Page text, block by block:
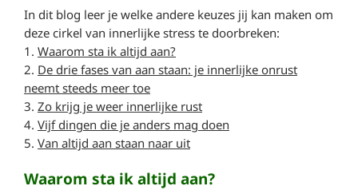
In dit blog leer je welke andere keuzes jij kan maken om
deze cirkel van innerlijke stress te doorbreken:
1. Waarom sta ik altijd aan?
2. De drie fases van aan staan: je innerlijke onrust
neemt steeds meer toe
3. Zo krijg je weer innerlijke rust
4. Vijf dingen die je anders mag doen
5. Van altijd aan staan naar uit
Waarom sta ik altijd aan?